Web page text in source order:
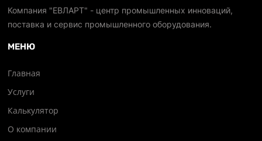
Компания "ЕВЛАРТ" - центр промышленных инноваций,
поставка и сервис промышленного оборудования.
МЕНЮ
Главная
Услуги
Калькулятор
О компании